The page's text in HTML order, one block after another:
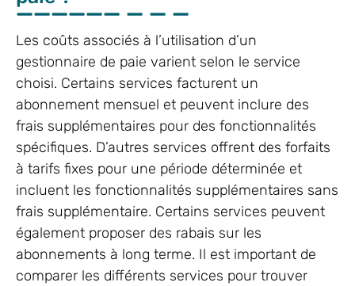
Les coûts associés à l’utilisation d’un
gestionnaire de paie varient selon le service
choisi. Certains services facturent un
abonnement mensuel et peuvent inclure des
frais supplémentaires pour des fonctionnalités
spécifiques. D’autres services offrent des forfaits
à tarifs fixes pour une période déterminée et
incluent les fonctionnalités supplémentaires sans
frais supplémentaire. Certains services peuvent
également proposer des rabais sur les
abonnements à long terme. Il est important de
comparer les différents services pour trouver